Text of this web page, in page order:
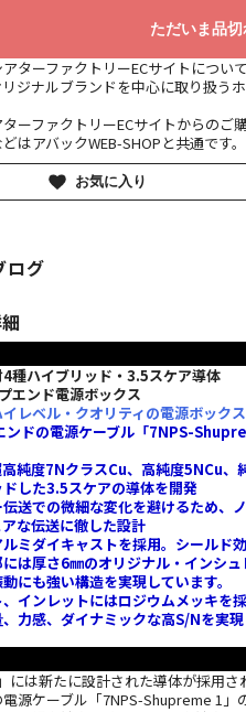
ただいま品切
アターファクトリーECサイトについて
ジナルブランドを中心に取り扱う
ーファクトリーECサイトからの
はアバックWEB-SHOPと共通です。
お気に入り
グ
種ハイブリッド・3.5スケア導体
エンド電源ボックス
レベル・クオリティの電源ボックス
ンドの電源ケーブル「7NPS-
高純度7NクラスCu、高純度5NCu
した3.5スケアの導体を開発
送での微細な変化を避けるため、
な伝送に徹した設計
ミダイキャストを採用。シールド
は厚さ6㎜のオリジナル・インシ
にも強い構造を実現しています。
、インレットにはロジウムメッキ
力感、ダイナミックな高S/Nを実現
には新たに設計された導体が採用
源ケーブル「7NPS-Shupreme 1